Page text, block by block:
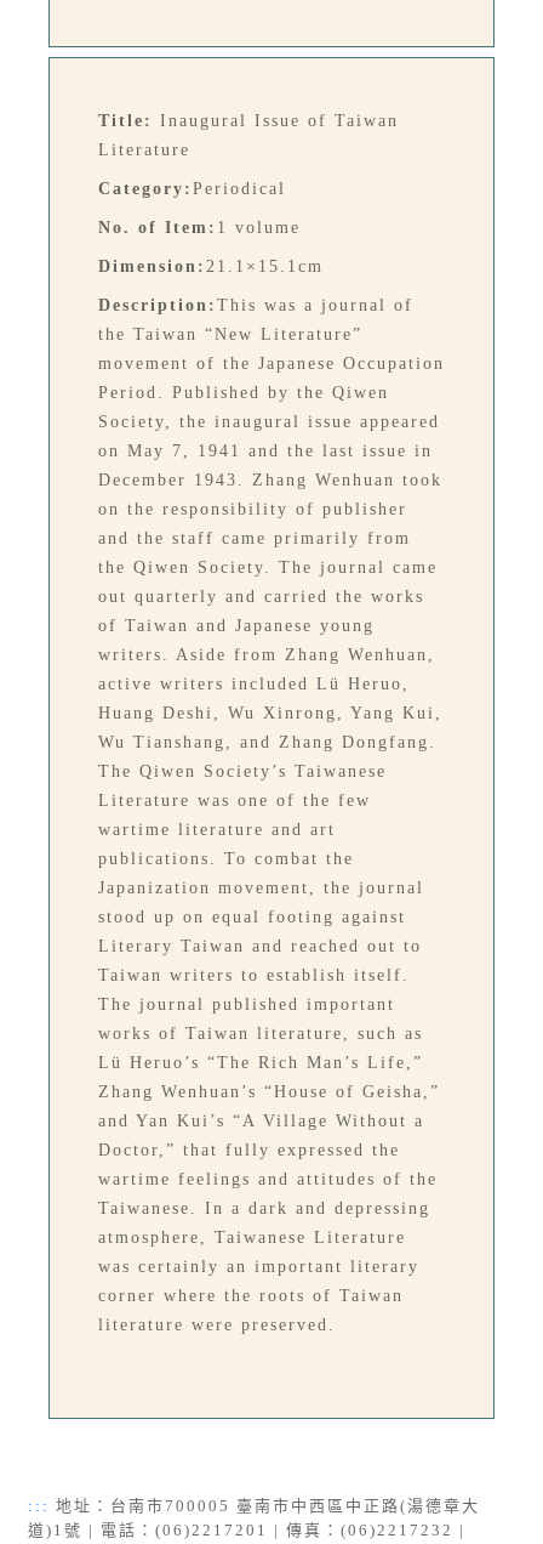
Title: Inaugural Issue of Taiwan
Literature
Category: Periodical
No. of Item: 1 volume
Dimension: 21.1×15.1cm
Description: This was a journal of
the Taiwan “New Literature”
movement of the Japanese Occupation
Period. Published by the Qiwen
Society, the inaugural issue appeared
on May 7, 1941 and the last issue in
December 1943. Zhang Wenhuan took
on the responsibility of publisher
and the staff came primarily from
the Qiwen Society. The journal came
out quarterly and carried the works
of Taiwan and Japanese young
writers. Aside from Zhang Wenhuan,
active writers included Lü Heruo,
Huang Deshi, Wu Xinrong, Yang Kui,
Wu Tianshang, and Zhang Dongfang.
The Qiwen Society’s Taiwanese
Literature was one of the few
wartime literature and art
publications. To combat the
Japanization movement, the journal
stood up on equal footing against
Literary Taiwan and reached out to
Taiwan writers to establish itself.
The journal published important
works of Taiwan literature, such as
Lü Heruo’s “The Rich Man’s Life,”
Zhang Wenhuan’s “House of Geisha,”
and Yan Kui’s “A Village Without a
Doctor,” that fully expressed the
wartime feelings and attitudes of the
Taiwanese. In a dark and depressing
atmosphere, Taiwanese Literature
was certainly an important literary
corner where the roots of Taiwan
literature were preserved.
::: 地址：台南市700005 臺南市中西區中正路(湯德章大
道)1號 | 電話：(06)2217201 | 傳真：(06)2217232 |